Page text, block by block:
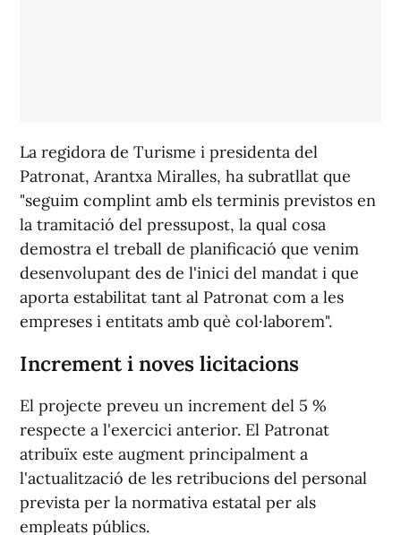
La regidora de Turisme i presidenta del
Patronat, Arantxa Miralles, ha subratllat que
"seguim complint amb els terminis previstos en
la tramitació del pressupost, la qual cosa
demostra el treball de planificació que venim
desenvolupant des de l'inici del mandat i que
aporta estabilitat tant al Patronat com a les
empreses i entitats amb què col·laborem".
Increment i noves licitacions
El projecte preveu un increment del 5 %
respecte a l'exercici anterior. El Patronat
atribuïx este augment principalment a
l'actualització de les retribucions del personal
prevista per la normativa estatal per als
empleats públics.